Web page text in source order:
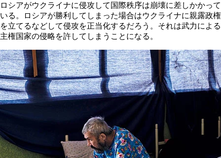
ロシアがウクライナに侵攻して国際秩序は崩壊に差しかかって
いる。ロシアが勝利してしまった場合はウクライナに親露政権
を立てるなどして侵攻を正当化するだろう。それは武力による
主権国家の侵略を許してしまうことになる。